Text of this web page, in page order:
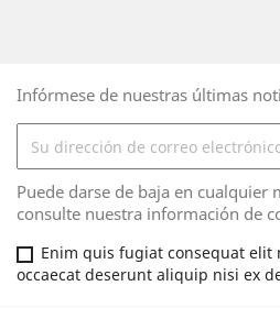
Infórmese de nuestras últimas
Puede darse de baja en cualquier
consulte nuestra información de
Enim quis fugiat consequat elit
occaecat deserunt aliquip nisi ex